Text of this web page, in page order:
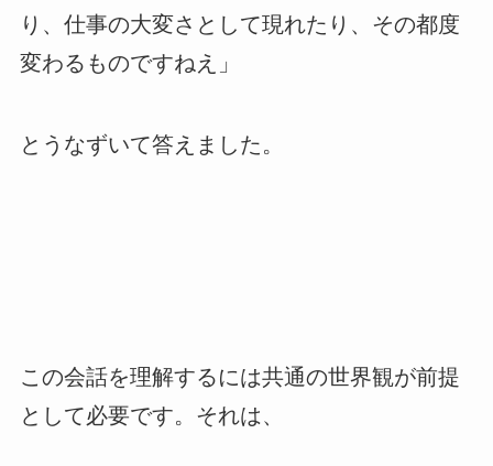
り、仕事の大変さとして現れたり、その都度
変わるものですねえ」
とうなずいて答えました。
この会話を理解するには共通の世界観が前提
として必要です。それは、